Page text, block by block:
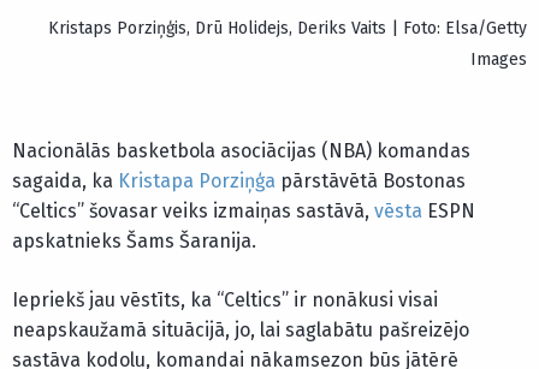
Kristaps Porziņģis, Drū Holidejs, Deriks Vaits | Foto: Elsa/Getty
Images
Nacionālās basketbola asociācijas (NBA) komandas
sagaida, ka Kristapa Porziņģa pārstāvētā Bostonas
“Celtics” šovasar veiks izmaiņas sastāvā, vēsta ESPN
apskatnieks Šams Šaranija.
Iepriekš jau vēstīts, ka “Celtics” ir nonākusi visai
neapskaužamā situācijā, jo, lai saglabātu pašreizējo
sastāva kodolu, komandai nākamsezon būs jātērē